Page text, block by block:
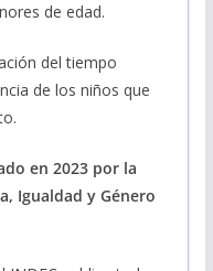
de edad.
del tiempo
de los niños que
en 2023 por la
Igualdad y Género